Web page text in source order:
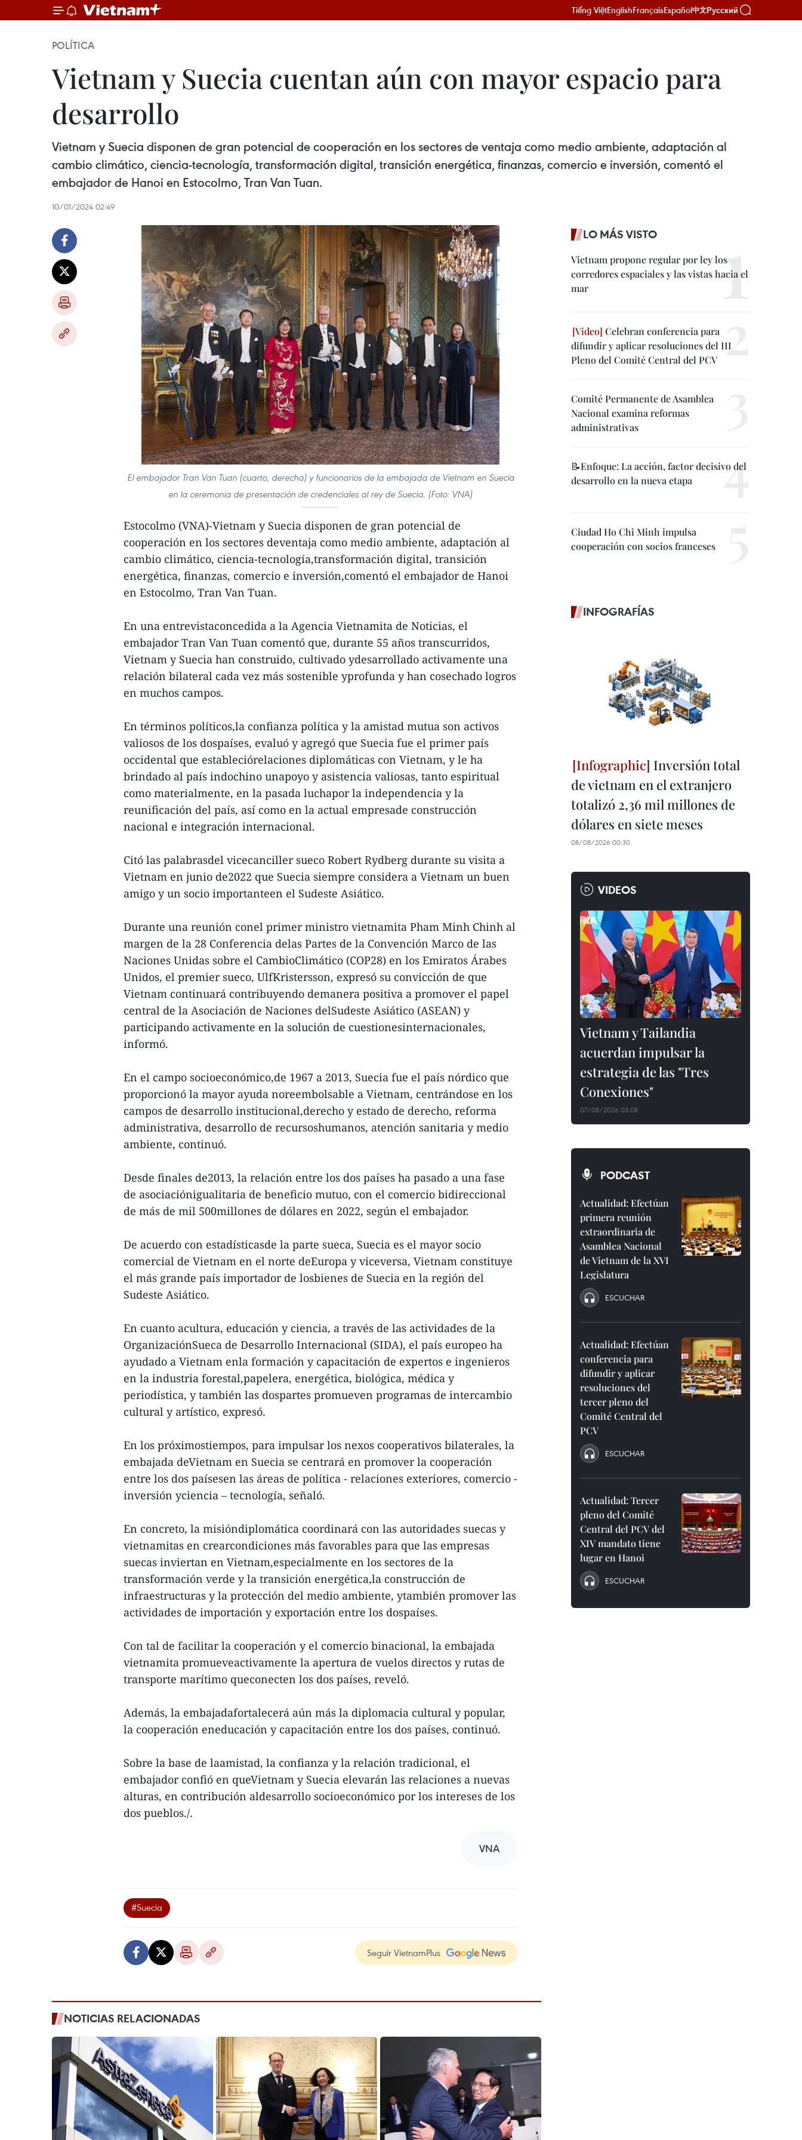
Tiếng ViệtEnglishFrançaisEspañol中文Русский
POLÍTICA
Vietnam y Suecia cuentan aún con mayor espacio para
desarrollo
Vietnam y Suecia disponen de gran potencial de cooperación en los sectores de ventaja como medio ambiente, adaptación al
cambio climático, ciencia-tecnología, transformación digital, transición energética, finanzas, comercio e inversión, comentó el
embajador de Hanoi en Estocolmo, Tran Van Tuan.
10/01/2024 02:49
El embajador Tran Van Tuan (cuarto, derecha) y funcionarios de la embajada de Vietnam en Suecia
en la ceremonia de presentación de credenciales al rey de Suecia. (Foto: VNA)
Estocolmo (VNA)-Vietnam y Suecia disponen de gran potencial de
cooperación en los sectores deventaja como medio ambiente, adaptación al
cambio climático, ciencia-tecnología,transformación digital, transición
energética, finanzas, comercio e inversión,comentó el embajador de Hanoi
en Estocolmo, Tran Van Tuan.
En una entrevistaconcedida a la Agencia Vietnamita de Noticias, el
embajador Tran Van Tuan comentó que, durante 55 años transcurridos,
Vietnam y Suecia han construido, cultivado ydesarrollado activamente una
relación bilateral cada vez más sostenible yprofunda y han cosechado logros
en muchos campos.
En términos políticos,la confianza política y la amistad mutua son activos
valiosos de los dospaíses, evaluó y agregó que Suecia fue el primer país
occidental que estableciórelaciones diplomáticas con Vietnam, y le ha
brindado al país indochino unapoyo y asistencia valiosas, tanto espiritual
como materialmente, en la pasada luchapor la independencia y la
reunificación del país, así como en la actual empresade construcción
nacional e integración internacional.
Citó las palabrasdel vicecanciller sueco Robert Rydberg durante su visita a
Vietnam en junio de2022 que Suecia siempre considera a Vietnam un buen
amigo y un socio importanteen el Sudeste Asiático.
Durante una reunión conel primer ministro vietnamita Pham Minh Chinh al
margen de la 28 Conferencia delas Partes de la Convención Marco de las
Naciones Unidas sobre el CambioClimático (COP28) en los Emiratos Árabes
Unidos, el premier sueco, UlfKristersson, expresó su convicción de que
Vietnam continuará contribuyendo demanera positiva a promover el papel
central de la Asociación de Naciones delSudeste Asiático (ASEAN) y
participando activamente en la solución de cuestionesinternacionales,
informó.
En el campo socioeconómico,de 1967 a 2013, Suecia fue el país nórdico que
proporcionó la mayor ayuda noreembolsable a Vietnam, centrándose en los
campos de desarrollo institucional,derecho y estado de derecho, reforma
administrativa, desarrollo de recursoshumanos, atención sanitaria y medio
ambiente, continuó.
Desde finales de2013, la relación entre los dos países ha pasado a una fase
de asociaciónigualitaria de beneficio mutuo, con el comercio bidireccional
de más de mil 500millones de dólares en 2022, según el embajador.
De acuerdo con estadísticasde la parte sueca, Suecia es el mayor socio
comercial de Vietnam en el norte deEuropa y viceversa, Vietnam constituye
el más grande país importador de losbienes de Suecia en la región del
Sudeste Asiático.
En cuanto acultura, educación y ciencia, a través de las actividades de la
OrganizaciónSueca de Desarrollo Internacional (SIDA), el país europeo ha
ayudado a Vietnam enla formación y capacitación de expertos e ingenieros
en la industria forestal,papelera, energética, biológica, médica y
periodística, y también las dospartes promueven programas de intercambio
cultural y artístico, expresó.
En los próximostiempos, para impulsar los nexos cooperativos bilaterales, la
embajada deVietnam en Suecia se centrará en promover la cooperación
entre los dos paísesen las áreas de política - relaciones exteriores, comercio -
inversión yciencia – tecnología, señaló.
En concreto, la misióndiplomática coordinará con las autoridades suecas y
vietnamitas en crearcondiciones más favorables para que las empresas
suecas inviertan en Vietnam,especialmente en los sectores de la
transformación verde y la transición energética,la construcción de
infraestructuras y la protección del medio ambiente, ytambién promover las
actividades de importación y exportación entre los dospaíses.
Con tal de facilitar la cooperación y el comercio binacional, la embajada
vietnamita promueveactivamente la apertura de vuelos directos y rutas de
transporte marítimo queconecten los dos países, reveló.
Además, la embajadafortalecerá aún más la diplomacia cultural y popular,
la cooperación eneducación y capacitación entre los dos países, continuó.
Sobre la base de laamistad, la confianza y la relación tradicional, el
embajador confió en queVietnam y Suecia elevarán las relaciones a nuevas
alturas, en contribución aldesarrollo socioeconómico por los intereses de los
dos pueblos./.
VNA
#Suecia
Seguir VietnamPlus
NOTICIAS RELACIONADAS
LO MÁS VISTO
Vietnam propone regular por ley los
corredores espaciales y las vistas hacia el
mar
Celebran conferencia para
difundir y aplicar resoluciones del III
Pleno del Comité Central del PCV
Comité Permanente de Asamblea
Nacional examina reformas
administrativas
📝Enfoque: La acción, factor decisivo del
desarrollo en la nueva etapa
Ciudad Ho Chi Minh impulsa
cooperación con socios franceses
INFOGRAFÍAS
Inversión total
de vietnam en el extranjero
totalizó 2,36 mil millones de
dólares en siete meses
08/08/2026 00:30
VIDEOS
Vietnam y Tailandia
acuerdan impulsar la
estrategia de las "Tres
Conexiones"
07/08/2026 03:08
PODCAST
Actualidad: Efectúan
primera reunión
extraordinaria de
Asamblea Nacional
de Vietnam de la XVI
Legislatura
ESCUCHAR
Actualidad: Efectúan
conferencia para
difundir y aplicar
resoluciones del
tercer pleno del
Comité Central del
PCV
ESCUCHAR
Actualidad: Tercer
pleno del Comité
Central del PCV del
XIV mandato tiene
lugar en Hanoi
ESCUCHAR